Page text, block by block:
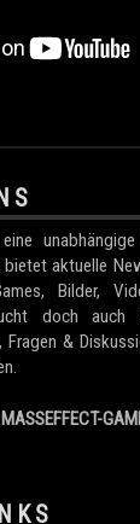
eine
bietet aktuelle
Bilder,
doch auch
&